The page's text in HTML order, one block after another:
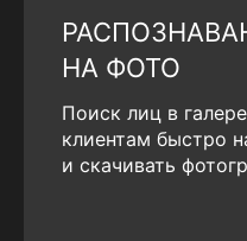
НА ФОТО
Поиск лиц в
клиентам быстро
и скачивать